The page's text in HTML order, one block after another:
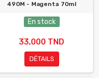
490M - Magenta 70ml
En stock
33,000 TND
DÉTAILS